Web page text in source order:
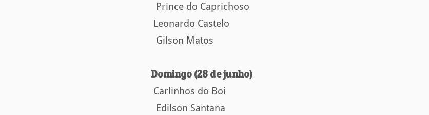
Prince do Caprichoso
Leonardo Castelo
Gilson Matos
Domingo (28 de junho)
Carlinhos do Boi
Edilson Santana